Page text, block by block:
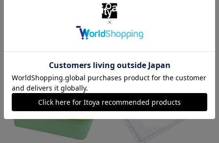
【限定】革製メガネケース２本
収納
￥16,500（税込）